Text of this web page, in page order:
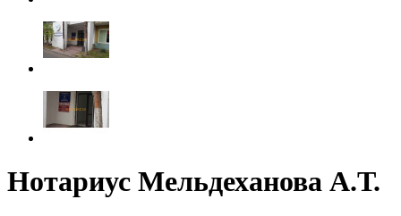
Нотариус Мельдеханова А.Т.